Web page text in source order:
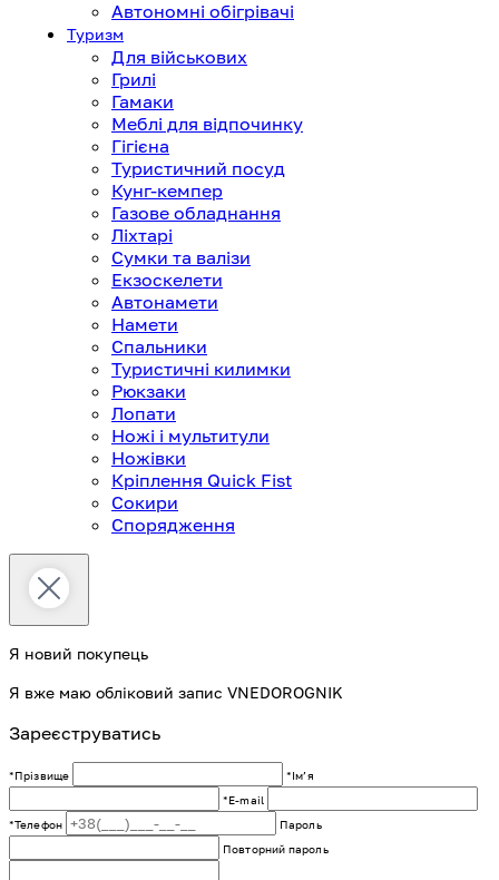
Автономні обігрівачі
Туризм
Для військових
Грилі
Гамаки
Меблі для відпочинку
Гігієна
Туристичний посуд
Кунг-кемпер
Газове обладнання
Ліхтарі
Сумки та валізи
Екзоскелети
Автонамети
Намети
Спальники
Туристичні килимки
Рюкзаки
Лопати
Ножі і мультитули
Ножівки
Кріплення Quick Fist
Сокири
Спорядження
Я новий покупець
Я вже маю обліковий запис VNEDOROGNIK
Зареєструватись
*Прізвище
*Імʼя
*E-mail
*Телефон
Пароль
Повторний пароль